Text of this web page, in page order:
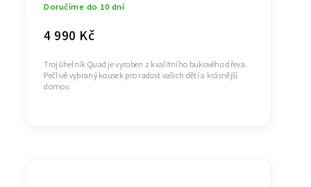
Doručíme do 10 dní
4 990 Kč
Trojúhelník Quad je vyroben z kvalitního bukového dřeva.
Pečlivě vybraný kousek pro radost vašich dětí a krásnější
domov.